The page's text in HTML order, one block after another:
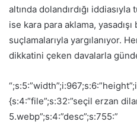
altında dolandırdığı
ise kara para aklama,
suçlamalarıyla yargılanıyor.
dikkatini çeken davalarla
{s:4:”file”;s:32:”seçil erzan
5.webp”;s:4:”desc”;s:755:”